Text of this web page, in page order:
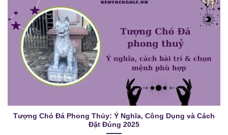
Tượng Chó Đá Phong Thủy: Ý Nghĩa, Công Dụng và Cách
Đặt Đúng 2025